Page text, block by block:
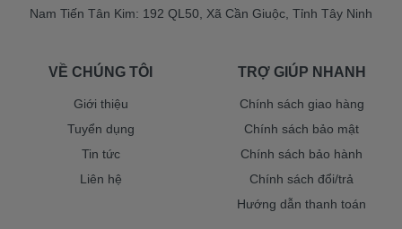
Nam Tiến Tân Kim: 192 QL50, Xã Cần Giuộc, Tỉnh Tây Ninh
VỀ CHÚNG TÔI
Giới thiệu
Tuyển dụng
Tin tức
Liên hệ
TRỢ GIÚP NHANH
Chính sách giao hàng
Chính sách bảo mật
Chính sách bảo hành
Chính sách đổi/trả
Hướng dẫn thanh toán